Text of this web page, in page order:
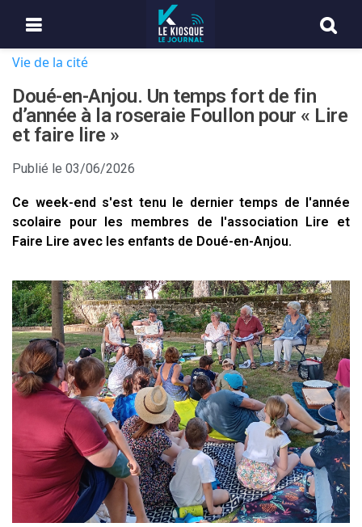
Vie de la cité
Doué-en-Anjou. Un temps fort de fin
d’année à la roseraie Foullon pour « Lire
et faire lire »
Publié le 03/06/2026
Ce week-end s'est tenu le dernier temps de l'année
scolaire pour les membres de l'association Lire et
Faire Lire avec les enfants de Doué-en-Anjou.